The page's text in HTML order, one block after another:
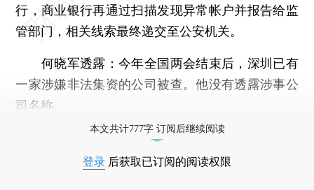
行，商业银行再通过扫描发现异常帐户并报告给监
管部门，相关线索最终递交至公安机关。
何晓军透露：今年全国两会结束后，深圳已有
一家涉嫌非法集资的公司被查。他没有透露涉事公
司名称。
本文共计777字 订阅后继续阅读
登录 后获取已订阅的阅读权限